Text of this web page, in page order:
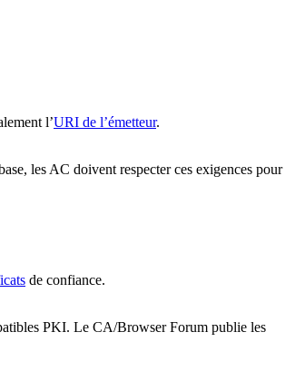
l’URI de l’émetteur.
les AC doivent respecter ces exigences pour
de confiance.
PKI. Le CA/Browser Forum publie les